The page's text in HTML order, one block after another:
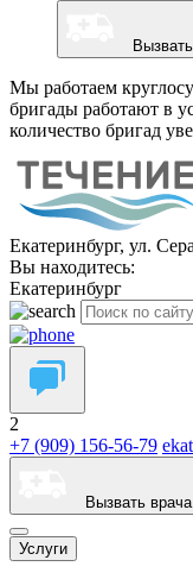
Мы работаем
бригады работают в
количество бригад
Екатеринбург, ул.
Вы находитесь:
Екатеринбург
2
+7 (909) 156-56-79
Вызвать врача
Услуги